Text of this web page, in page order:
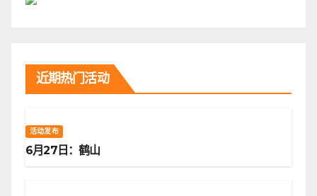
近期热门活动
活动发布
6月27日：鹤山